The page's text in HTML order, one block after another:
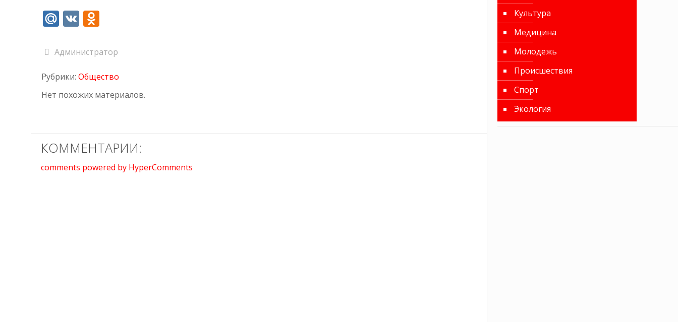
Mail.Ru
VKOdnoklassniki
Администратор
Рубрики: Общество
Нет похожих материалов.
КОММЕНТАРИИ:
comments powered by HyperComments
Культура
Медицина
Молодежь
Происшествия
Спорт
Экология